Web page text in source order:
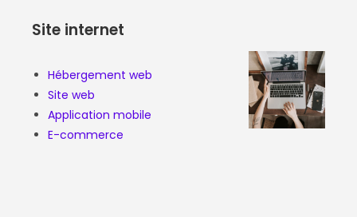
Site internet
Hébergement web
Site web
Application mobile
E-commerce